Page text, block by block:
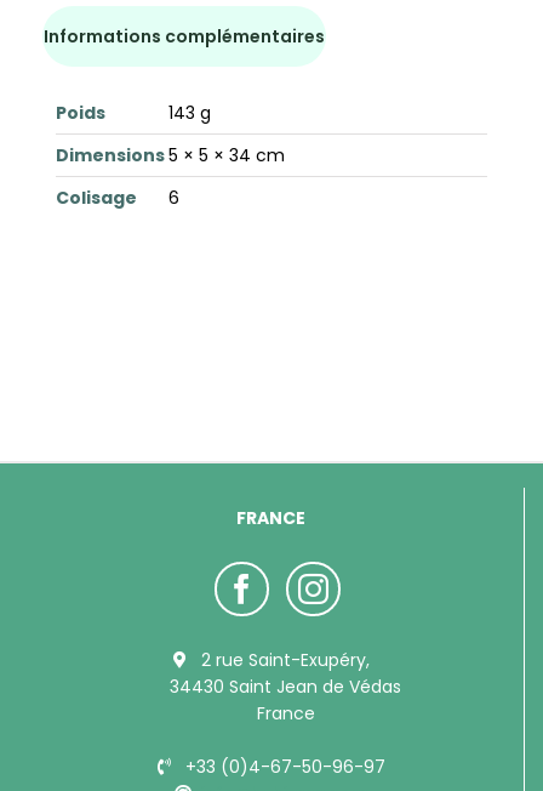
Informations complémentaires
Poids
143 g
Dimensions5 × 5 × 34 cm
Colisage
6
FRANCE
2 rue Saint-Exupéry,
34430 Saint Jean de Védas
France
+33 (0)4-67-50-96-97